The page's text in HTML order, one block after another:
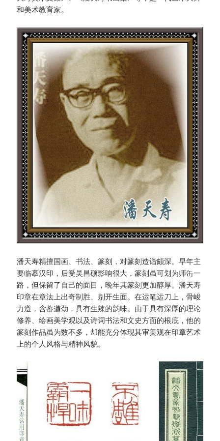
和美术教育家。
潘天寿精擅国画、书法、篆刻，对篆刻造诣颇深。早年主
要临摹汉印，后受吴昌硕影响很大，篆刻虽可划为师缶一
路，但保留了自己的面目，晚年其篆刻更加醇厚。潘天寿
印章在章法上出奇制胜、别开生面。在运笔运刀上，骨峻
力遵，含蓄遒劲，具有生辣的韵味。由于具有深厚的理论
修养、绘画美学观以及诗词书法和文史方面的根底，他的
篆刻作品虽为数不多，却能充分体现其审美观在印章艺术
上的个人风格与精神风貌。